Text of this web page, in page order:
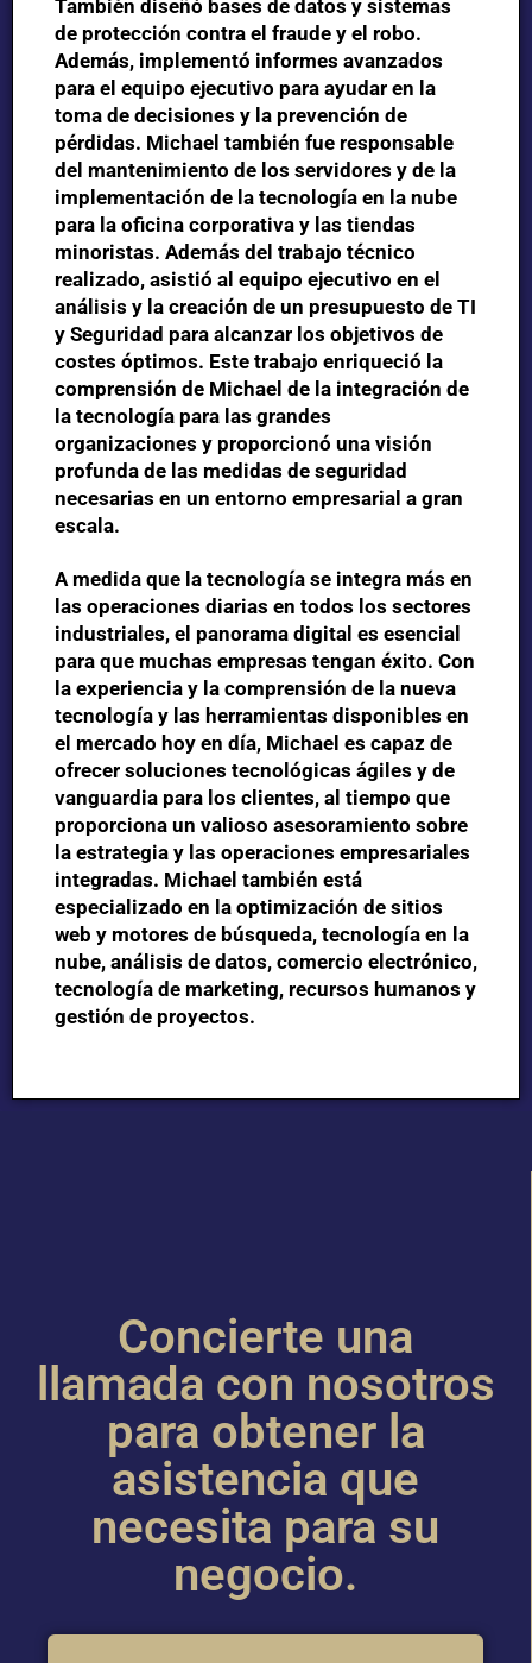
También diseñó bases de datos y sistemas
de protección contra el fraude y el robo.
Además, implementó informes avanzados
para el equipo ejecutivo para ayudar en la
toma de decisiones y la prevención de
pérdidas. Michael también fue responsable
del mantenimiento de los servidores y de la
implementación de la tecnología en la nube
para la oficina corporativa y las tiendas
minoristas. Además del trabajo técnico
realizado, asistió al equipo ejecutivo en el
análisis y la creación de un presupuesto de TI
y Seguridad para alcanzar los objetivos de
costes óptimos. Este trabajo enriqueció la
comprensión de Michael de la integración de
la tecnología para las grandes
organizaciones y proporcionó una visión
profunda de las medidas de seguridad
necesarias en un entorno empresarial a gran
escala.
A medida que la tecnología se integra más en
las operaciones diarias en todos los sectores
industriales, el panorama digital es esencial
para que muchas empresas tengan éxito. Con
la experiencia y la comprensión de la nueva
tecnología y las herramientas disponibles en
el mercado hoy en día, Michael es capaz de
ofrecer soluciones tecnológicas ágiles y de
vanguardia para los clientes, al tiempo que
proporciona un valioso asesoramiento sobre
la estrategia y las operaciones empresariales
integradas. Michael también está
especializado en la optimización de sitios
web y motores de búsqueda, tecnología en la
nube, análisis de datos, comercio electrónico,
tecnología de marketing, recursos humanos y
gestión de proyectos.
Concierte una
llamada con nosotros
para obtener la
asistencia que
necesita para su
negocio.